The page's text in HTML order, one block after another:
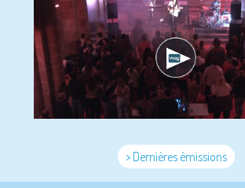
> Dernières émissions